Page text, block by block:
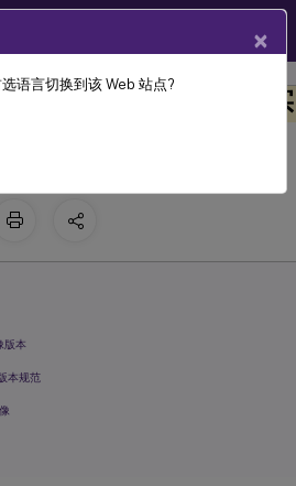
Core 托管实
创建目录
版本
本规范
×
语言切换到该 Web 站点?